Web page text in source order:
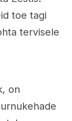
toe tagi
tervisele
on